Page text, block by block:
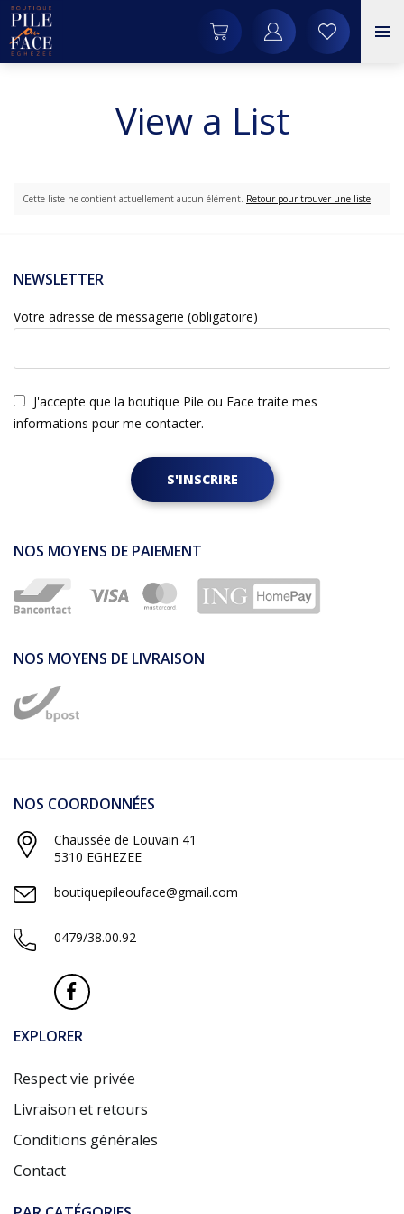
View a List
Cette liste ne contient actuellement aucun élément. Retour pour trouver une liste
NEWSLETTER
Votre adresse de messagerie (obligatoire)
J'accepte que la boutique Pile ou Face traite mes
informations pour me contacter.
S'INSCRIRE
NOS MOYENS DE PAIEMENT
NOS MOYENS DE LIVRAISON
NOS COORDONNÉES
Chaussée de Louvain 41
5310 EGHEZEE
boutiquepileouface@gmail.com
0479/38.00.92
EXPLORER
Respect vie privée
Livraison et retours
Conditions générales
Contact